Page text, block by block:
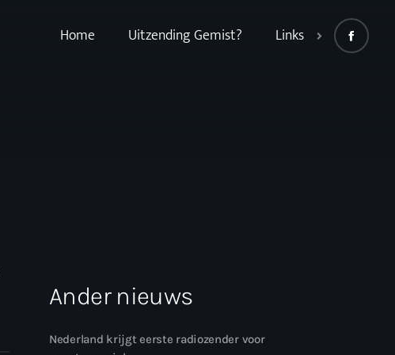
Home Uitzending Gemist? Links
Ander nieuws
Nederland krijgt eerste radiozender voor